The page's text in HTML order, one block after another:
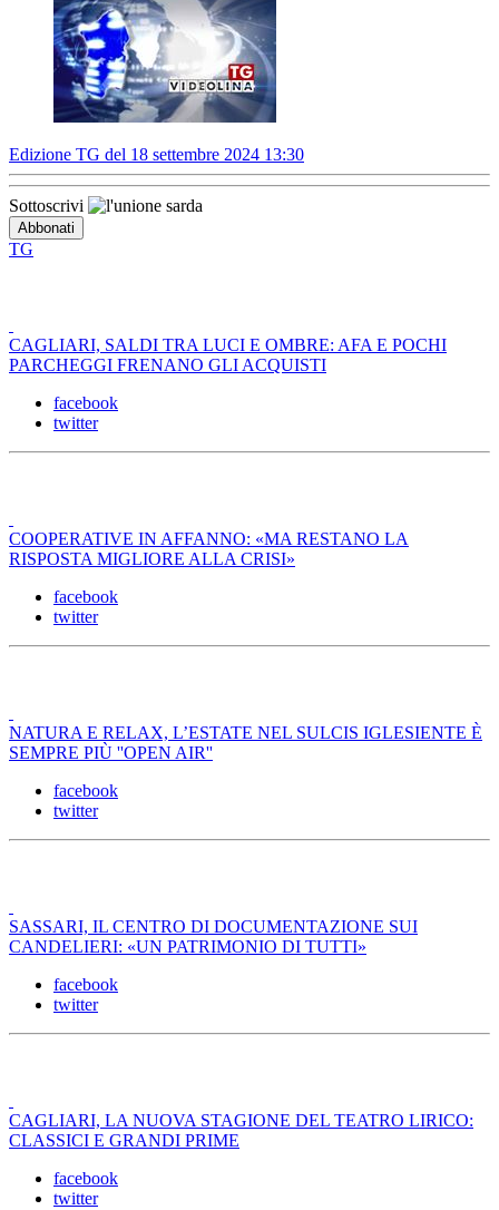
Edizione TG del 18 settembre 2024 13:30
Sottoscrivi
TG
CAGLIARI, SALDI TRA LUCI E OMBRE: AFA E POCHI
PARCHEGGI FRENANO GLI ACQUISTI
facebook
twitter
COOPERATIVE IN AFFANNO: «MA RESTANO LA
RISPOSTA MIGLIORE ALLA CRISI»
facebook
twitter
NATURA E RELAX, L’ESTATE NEL SULCIS IGLESIENTE È
SEMPRE PIÙ ''OPEN AIR''
facebook
twitter
SASSARI, IL CENTRO DI DOCUMENTAZIONE SUI
CANDELIERI: «UN PATRIMONIO DI TUTTI»
facebook
twitter
CAGLIARI, LA NUOVA STAGIONE DEL TEATRO LIRICO:
CLASSICI E GRANDI PRIME
facebook
twitter